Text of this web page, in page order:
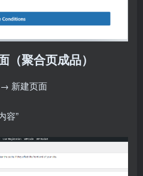
（聚合页成品）
新建页面
容”